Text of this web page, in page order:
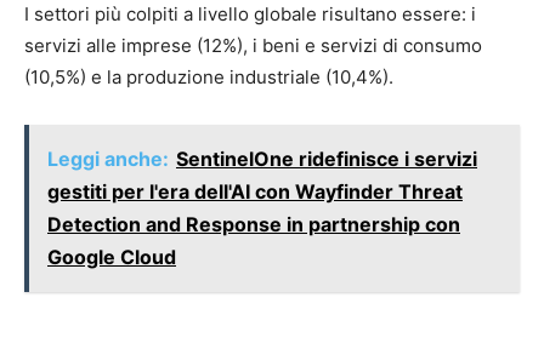
I settori più colpiti a livello globale risultano essere: i
servizi alle imprese (12%), i beni e servizi di consumo
(10,5%) e la produzione industriale (10,4%).
Leggi anche: SentinelOne ridefinisce i servizi
gestiti per l'era dell'AI con Wayfinder Threat
Detection and Response in partnership con
Google Cloud